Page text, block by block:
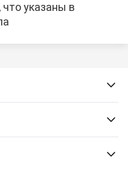
указаны в